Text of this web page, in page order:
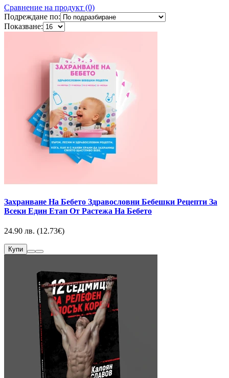
Сравнение на продукт (0)
Подреждане по:
Показване:
Захранване На Бебето Здравословни Бебешки Рецепти За
Всеки Един Етап От Растежа На Бебето
24.90 лв. (12.73€)
Купи